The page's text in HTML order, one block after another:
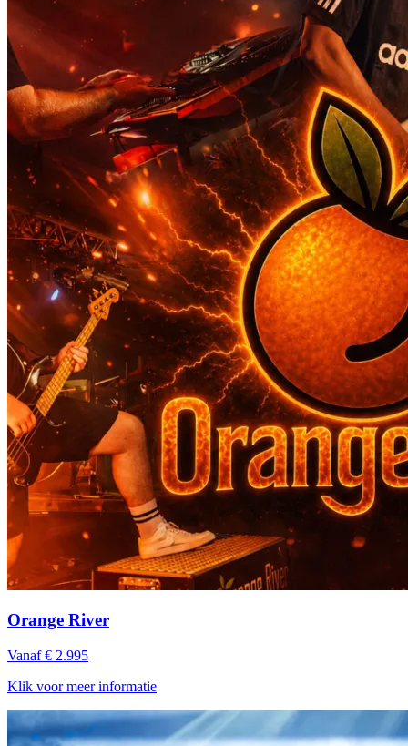
Orange River
Vanaf € 2.995
Klik voor meer informatie